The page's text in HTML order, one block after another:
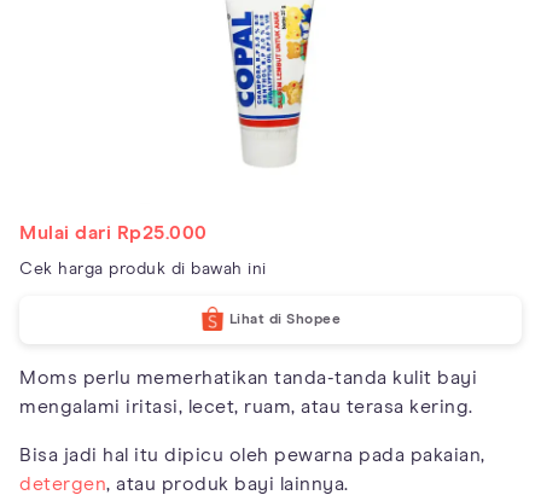
Mulai dari Rp25.000
Cek harga produk di bawah ini
Lihat di Shopee
Moms perlu memerhatikan tanda-tanda kulit bayi
mengalami iritasi, lecet, ruam, atau terasa kering.
Bisa jadi hal itu dipicu oleh pewarna pada pakaian,
detergen, atau produk bayi lainnya.